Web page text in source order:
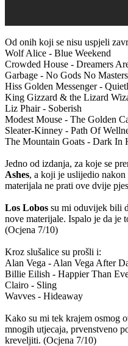
Od onih koji se nisu uspjeli
Wolf Alice - Blue Weekend
Crowded House - Dreamers
Garbage - No Gods No Masters
Hiss Golden Messenger -
King Gizzard & the Lizard
Liz Phair - Soberish
Modest Mouse - The Golden
Sleater-Kinney - Path Of
The Mountain Goats - Dark In
Jedno od izdanja, za koje se
Ashes, a koji je uslijedio
materijala ne prati ove dvije
Los Lobos su mi oduvijek bili
nove materijale. Ispalo je da je
(Ocjena 7/10)
Kroz slušalice su prošli i:
Alan Vega - Alan Vega After
Billie Eilish - Happier Than
Clairo - Sling
Wavves - Hideaway
Kako su mi tek krajem osmog
mnogih utjecaja, prvenstveno
kreveljiti. (Ocjena 7/10)